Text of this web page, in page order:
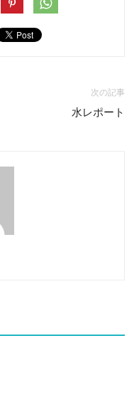
次の記事
水レポート